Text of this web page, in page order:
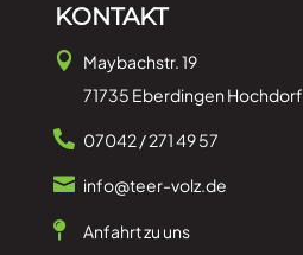
KONTAKT

Maybachstr. 19
71735 Eberdingen Hochdorf
 07042 / 271 49 57
 info@teer-volz.de
 Anfahrt zu uns